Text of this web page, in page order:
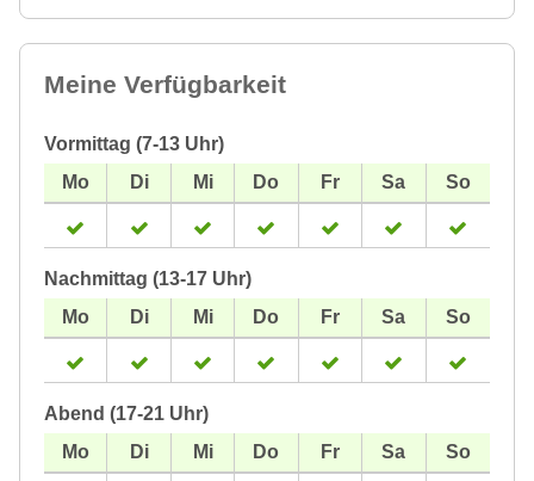
Meine Verfügbarkeit
Vormittag (7-13 Uhr)
Nachmittag (13-17 Uhr)
Abend (17-21 Uhr)